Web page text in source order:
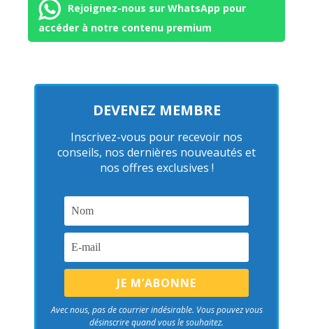
Rejoignez-nous sur WhatsApp pour
accéder à notre contenu premium
DEVENEZ MEMBRE
Inscrivez-vous pour recevoir nos
conseils, nos dernières nouveautés et
nos offres exclusives !
Avec nous, pas de courrier indésirable. Vous pouvez vous
désinscrire quand vous le souhaitez.